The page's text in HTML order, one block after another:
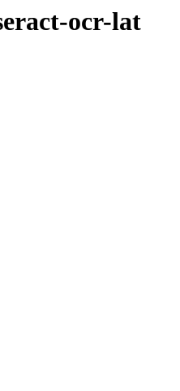
ocr-lat